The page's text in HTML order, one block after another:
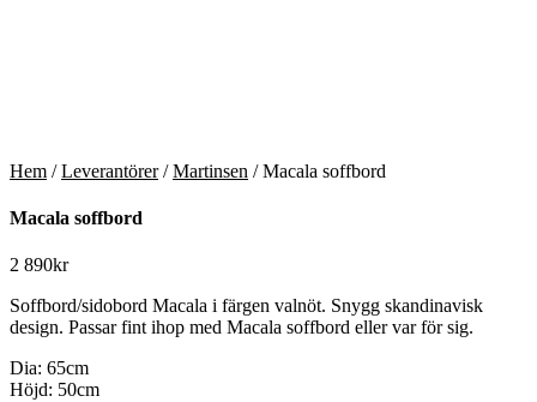
Hem /Leverantörer/Martinsen / Macala soffbord
Macala soffbord
2 890kr
Soffbord/sidobord Macala i färgen valnöt. Snygg skandinavisk
design. Passar fint ihop med Macala soffbord eller var för sig.
Dia: 65cm
Höjd: 50cm